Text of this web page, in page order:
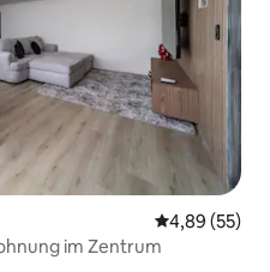
4,89 (55)
im Zentrum